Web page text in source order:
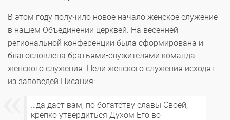
В этом году получило новое начало женское служение
в нашем Объединении церквей. На весенней
региональной конференции была сформирована и
благословлена братьями-служителями команда
женского служения. Цели женского служения исходят
из заповедей Писания:
…да даст вам, по богатству славы Своей,
крепко утвердиться Духом Его во